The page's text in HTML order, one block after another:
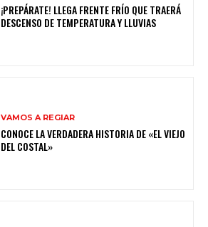
¡PREPÁRATE! LLEGA FRENTE FRÍO QUE TRAERÁ
DESCENSO DE TEMPERATURA Y LLUVIAS
VAMOS A REGIAR
CONOCE LA VERDADERA HISTORIA DE «EL VIEJO
DEL COSTAL»